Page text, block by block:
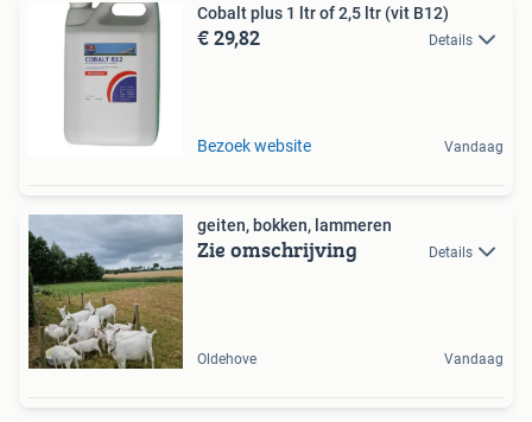
Cobalt plus 1 ltr of 2,5 ltr (vit B12)
€ 29,82 Details
Bezoek website Vandaag
geiten, bokken, lammeren
Zie omschrijving Details
Oldehove Vandaag